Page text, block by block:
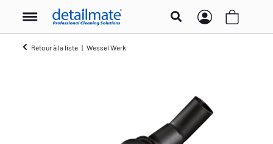
Retour à la liste Wessel Werk